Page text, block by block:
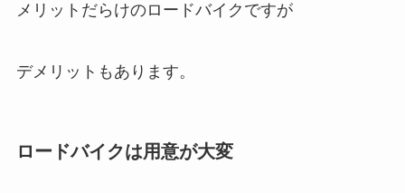
メリットだらけのロードバイクですが
デメリットもあります。
ロードバイクは用意が大変